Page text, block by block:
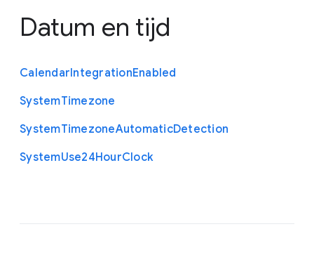
Datum en tijd
CalendarIntegrationEnabled
SystemTimezone
SystemTimezoneAutomaticDetection
SystemUse24HourClock